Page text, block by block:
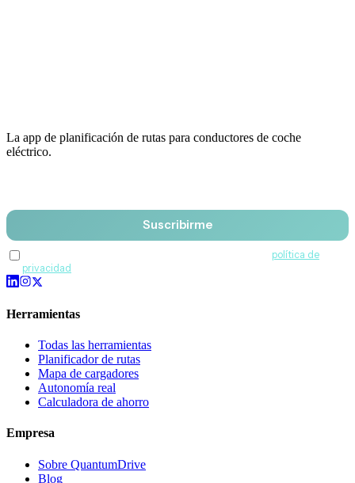
La app de planificación de rutas para conductores de coche
eléctrico.
Suscribirme
política de
privacidad
Herramientas
Todas las herramientas
Planificador de rutas
Mapa de cargadores
Autonomía real
Calculadora de ahorro
Empresa
Sobre QuantumDrive
Blog